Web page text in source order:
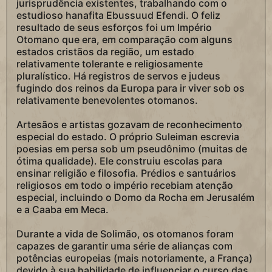
jurisprudência existentes, trabalhando com o
estudioso hanafita Ebussuud Efendi. O feliz
resultado de seus esforços foi um Império
Otomano que era, em comparação com alguns
estados cristãos da região, um estado
relativamente tolerante e religiosamente
pluralístico. Há registros de servos e judeus
fugindo dos reinos da Europa para ir viver sob os
relativamente benevolentes otomanos.
Artesãos e artistas gozavam de reconhecimento
especial do estado. O próprio Suleiman escrevia
poesias em persa sob um pseudônimo (muitas de
ótima qualidade). Ele construiu escolas para
ensinar religião e filosofia. Prédios e santuários
religiosos em todo o império recebiam atenção
especial, incluindo o Domo da Rocha em Jerusalém
e a Caaba em Meca.
Durante a vida de Solimão, os otomanos foram
capazes de garantir uma série de alianças com
potências europeias (mais notoriamente, a França)